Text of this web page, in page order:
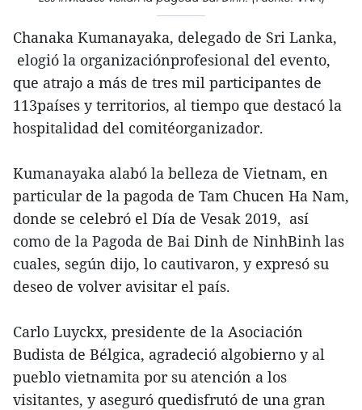
Chanaka Kumanayaka, delegado de Sri Lanka,
elogió la organizaciónprofesional del evento,
que atrajo a más de tres mil participantes de
113países y territorios, al tiempo que destacó la
hospitalidad del comitéorganizador.
Kumanayaka alabó la belleza de Vietnam, en
particular de la pagoda de Tam Chucen Ha Nam,
donde se celebró el Día de Vesak 2019, así
como de la Pagoda de Bai Dinh de NinhBinh las
cuales, según dijo, lo cautivaron, y expresó su
deseo de volver avisitar el país.
Carlo Luyckx, presidente de la Asociación
Budista de Bélgica, agradeció algobierno y al
pueblo vietnamita por su atención a los
visitantes, y aseguró quedisfrutó de una gran